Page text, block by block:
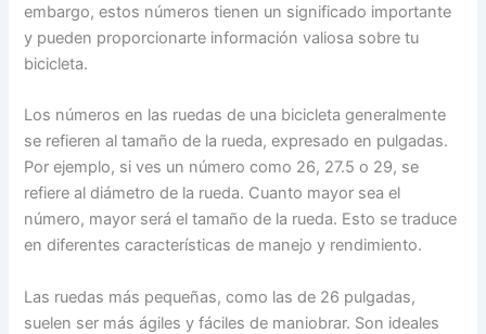
embargo, estos números tienen un significado importante
y pueden proporcionarte información valiosa sobre tu
bicicleta.
Los números en las ruedas de una bicicleta generalmente
se refieren al tamaño de la rueda, expresado en pulgadas.
Por ejemplo, si ves un número como 26, 27.5 o 29, se
refiere al diámetro de la rueda. Cuanto mayor sea el
número, mayor será el tamaño de la rueda. Esto se traduce
en diferentes características de manejo y rendimiento.
Las ruedas más pequeñas, como las de 26 pulgadas,
suelen ser más ágiles y fáciles de maniobrar. Son ideales